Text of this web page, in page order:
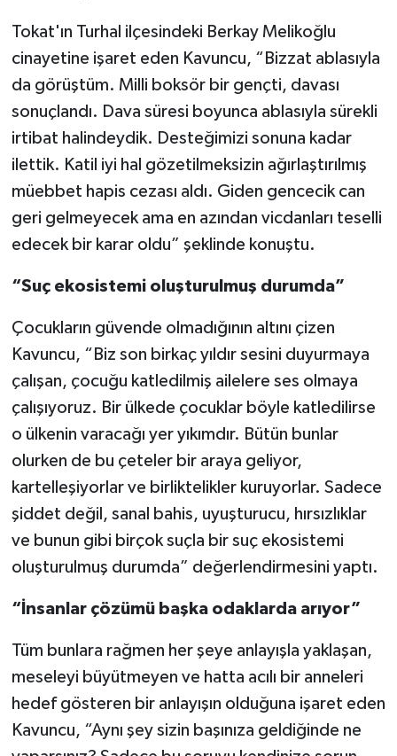
Tokat'ın Turhal ilçesindeki Berkay Melikoğlu
cinayetine işaret eden Kavuncu, “Bizzat ablasıyla
da görüştüm. Milli boksör bir gençti, davası
sonuçlandı. Dava süresi boyunca ablasıyla sürekli
irtibat halindeydik. Desteğimizi sonuna kadar
ilettik. Katil iyi hal gözetilmeksizin ağırlaştırılmış
müebbet hapis cezası aldı. Giden gencecik can
geri gelmeyecek ama en azından vicdanları teselli
edecek bir karar oldu” şeklinde konuştu.
“Suç ekosistemi oluşturulmuş durumda”
Çocukların güvende olmadığının altını çizen
Kavuncu, “Biz son birkaç yıldır sesini duyurmaya
çalışan, çocuğu katledilmiş ailelere ses olmaya
çalışıyoruz. Bir ülkede çocuklar böyle katledilirse
o ülkenin varacağı yer yıkımdır. Bütün bunlar
olurken de bu çeteler bir araya geliyor,
kartelleşiyorlar ve birliktelikler kuruyorlar. Sadece
şiddet değil, sanal bahis, uyuşturucu, hırsızlıklar
ve bunun gibi birçok suçla bir suç ekosistemi
oluşturulmuş durumda” değerlendirmesini yaptı.
“İnsanlar çözümü başka odaklarda arıyor”
Tüm bunlara rağmen her şeye anlayışla yaklaşan,
meseleyi büyütmeyen ve hatta acılı bir anneleri
hedef gösteren bir anlayışın olduğuna işaret eden
Kavuncu, “Aynı şey sizin başınıza geldiğinde ne